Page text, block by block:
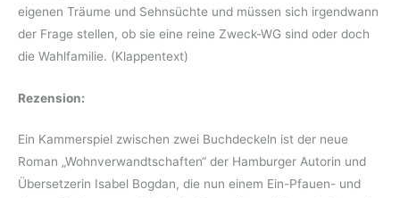
eigenen Träume und Sehnsüchte und müssen sich irgendwann
der Frage stellen, ob sie eine reine Zweck-WG sind oder doch
die Wahlfamilie. (Klappentext)
Rezension:
Ein Kammerspiel zwischen zwei Buchdeckeln ist der neue
Roman „Wohnverwandtschaften“ der Hamburger Autorin und
Übersetzerin Isabel Bogdan, die nun einem Ein-Pfauen- und